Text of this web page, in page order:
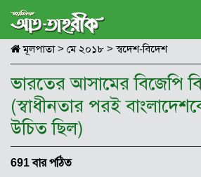
মূলপাতা> মে ২০১৮ > স্বদেশ-বিদেশ
ভারতের আসামের বিজেপি
(স্বাধীনতার পরই
উচিত ছিল)
691 বার পঠিত